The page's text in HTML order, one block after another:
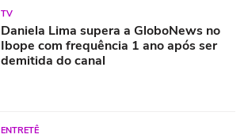
TV
Daniela Lima supera a GloboNews no
Ibope com frequência 1 ano após ser
demitida do canal
ENTRETÊ